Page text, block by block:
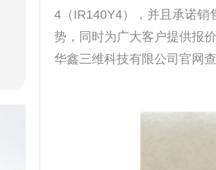
4（IR140Y4），并且承诺销
势，同时为广大客户提供报
华鑫三维科技有限公司官网